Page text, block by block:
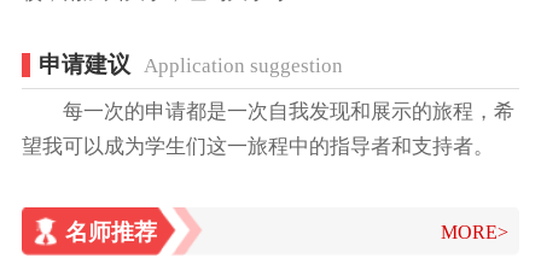
申请建议 Application suggestion
每一次的申请都是一次自我发现和展示的旅程，希
望我可以成为学生们这一旅程中的指导者和支持者。
名师推荐 MORE>